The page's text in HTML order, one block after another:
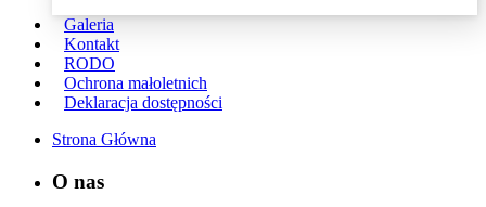
Galeria
Kontakt
RODO
Ochrona małoletnich
Deklaracja dostępności
Strona Główna
O nas